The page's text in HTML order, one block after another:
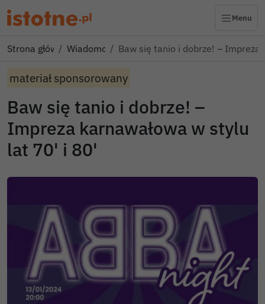
Menu
Strona głównaWiadomościBaw się tanio i dobrze! –
materiał sponsorowany
Baw się tanio i dobrze! –
Impreza karnawałowa w stylu
lat 70' i 80'